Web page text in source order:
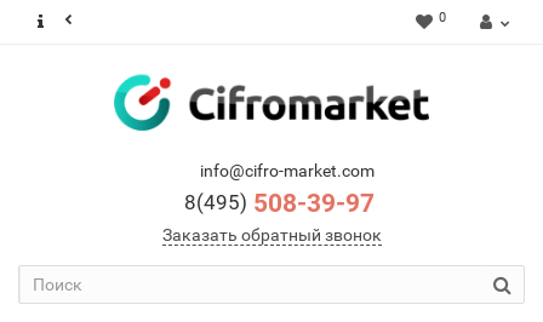
0
info@cifro-market.com
8(495) 508-39-97
Заказать обратный звонок